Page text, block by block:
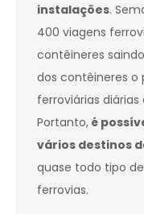
instalações.
400 viagens
contêineres
dos contêineres o
ferroviárias
Portanto, é
vários destinos
quase todo tipo
ferrovias.